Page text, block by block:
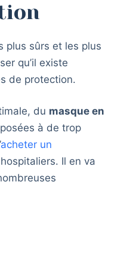
plus sûrs et les plus
qu’il existe
de protection.
du masque en
à de trop
acheter un
Il en va